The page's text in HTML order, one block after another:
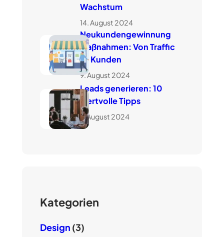
Wachstum
14. August 2024
Neukundengewinnung
Maßnahmen: Von Traffic
zu Kunden
9. August 2024
Leads generieren: 10
wertvolle Tipps
7. August 2024
Kategorien
Design (3)